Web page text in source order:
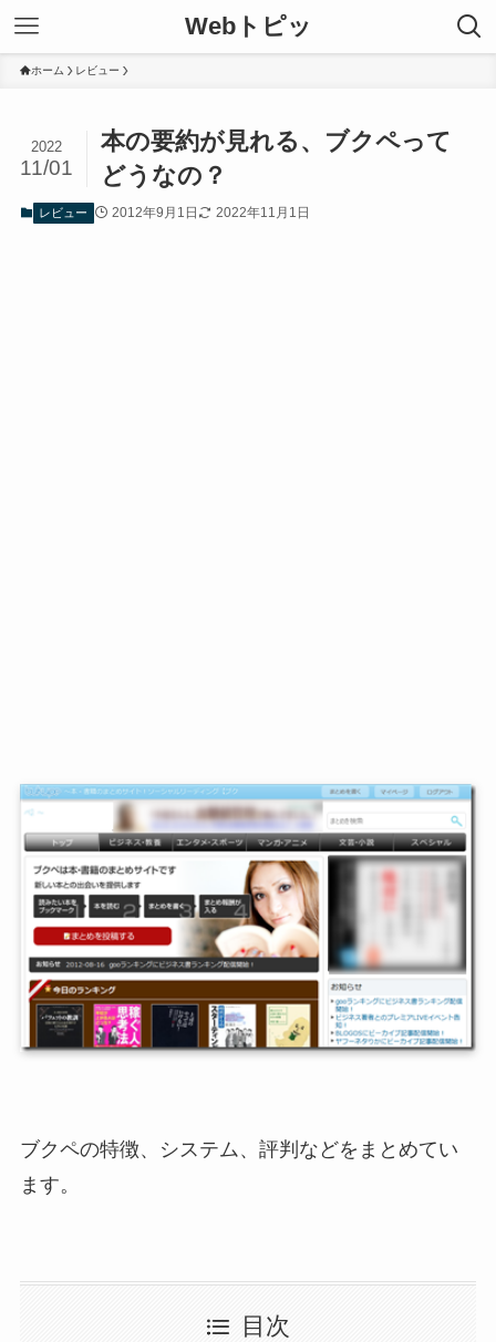
Webトピッ
ホーム レビュー
本の要約が見れる、ブクペって
どうなの？
2022
11/01
レビュー 2012年9月1日 2022年11月1日
ブクペの特徴、システム、評判などをまとめてい
ます。
目次